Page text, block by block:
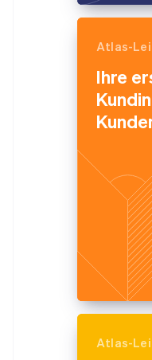
Atlas-
Ihre
Atlas-